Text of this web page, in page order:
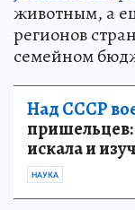
животным, а
регионов
семейном
Над СССР
пришельцев:
искала и
НАУКА